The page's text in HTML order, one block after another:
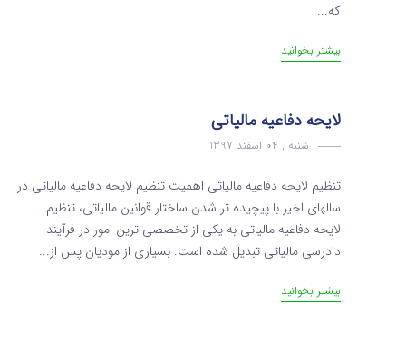
که...
بیشتر بخوانید
لایحه دفاعیه مالیاتی
شنبه , 04 اسفند 1397
تنظیم لایحه دفاعیه مالیاتی اهمیت تنظیم لایحه دفاعیه مالیاتی در
سالهای اخیر با پیچیده تر شدن ساختار قوانین مالیاتی، تنظیم
لایحه دفاعیه مالیاتی به یکی از تخصصی ترین امور در فرآیند
دادرسی مالیاتی تبدیل شده است. بسیاری از مودیان پس از...
بیشتر بخوانید